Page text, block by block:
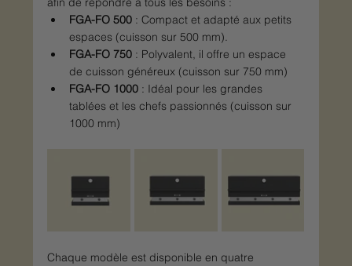
FGA-FO 500 : Compact et adapté aux petits
espaces (cuisson sur 500 mm).
FGA-FO 750 : Polyvalent, il offre un espace
de cuisson généreux (cuisson sur 750 mm)
FGA-FO 1000 : Idéal pour les grandes
tablées et les chefs passionnés (cuisson sur
1000 mm)
Chaque modèle est disponible en quatre